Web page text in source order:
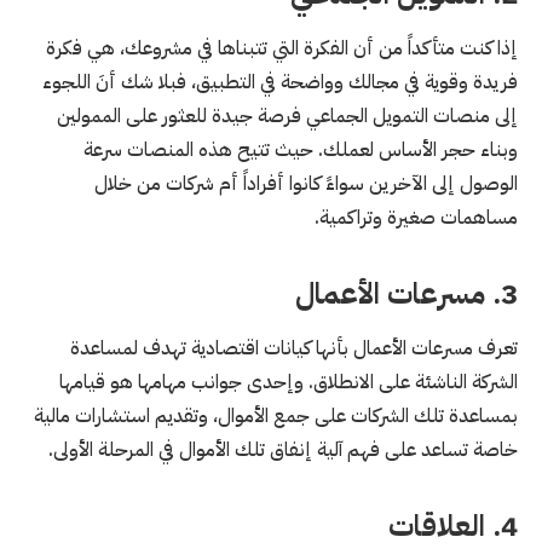
إذا كنت متأكداً من أن الفكرة التي تتبناها في مشروعك، هي فكرة
فريدة وقوية في مجالك وواضحة في التطبيق، فبلا شك أنَ اللجوء
إلى منصات التمويل الجماعي فرصة جيدة للعثور على الممولين
وبناء حجر الأساس لعملك. حيث تتيح هذه المنصات سرعة
الوصول إلى الآخرين سواءً كانوا أفراداً أم شركات من خلال
مساهمات صغيرة وتراكمية.
3. مسرعات الأعمال
تعرف مسرعات الأعمال بأنها كيانات اقتصادية تهدف لمساعدة
الشركة الناشئة على الانطلاق. وإحدى جوانب مهامها هو قيامها
بمساعدة تلك الشركات على جمع الأموال، وتقديم استشارات مالية
خاصة تساعد على فهم آلية إنفاق تلك الأموال في المرحلة الأولى.
4. العلاقات